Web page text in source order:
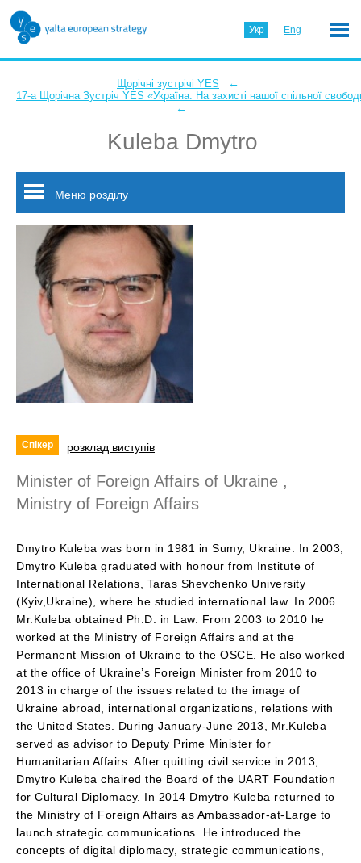
Укр Eng
Щорічні зустрічі YES ←
17-а Щорічна Зустріч YES «Україна: На захисті нашої спільної
←
Kuleba Dmytro
Меню розділу
Спікер розклад виступів
Minister of Foreign Affairs of Ukraine ,
Ministry of Foreign Affairs
Dmytro Kuleba was born in 1981 in Sumy, Ukraine. In 2003,
Dmytro Kuleba graduated with honour from Institute of
International Relations, Taras Shevchenko University
(Kyiv,Ukraine), where he studied international law. In 2006
Mr.Kuleba obtained Ph.D. in Law. From 2003 to 2010 he
worked at the Ministry of Foreign Affairs and at the
Permanent Mission of Ukraine to the OSCE. He also worked
at the office of Ukraine’s Foreign Minister from 2010 to
2013 in charge of the issues related to the image of
Ukraine abroad, international organizations, relations with
the United States. During January-June 2013, Mr.Kuleba
served as advisor to Deputy Prime Minister for
Humanitarian Affairs. After quitting civil service in 2013,
Dmytro Kuleba chaired the Board of the UART Foundation
for Cultural Diplomacy. In 2014 Dmytro Kuleba returned to
the Ministry of Foreign Affairs as Ambassador-at-Large to
launch strategic communications. He introduced the
concepts of digital diplomacy, strategic communications,